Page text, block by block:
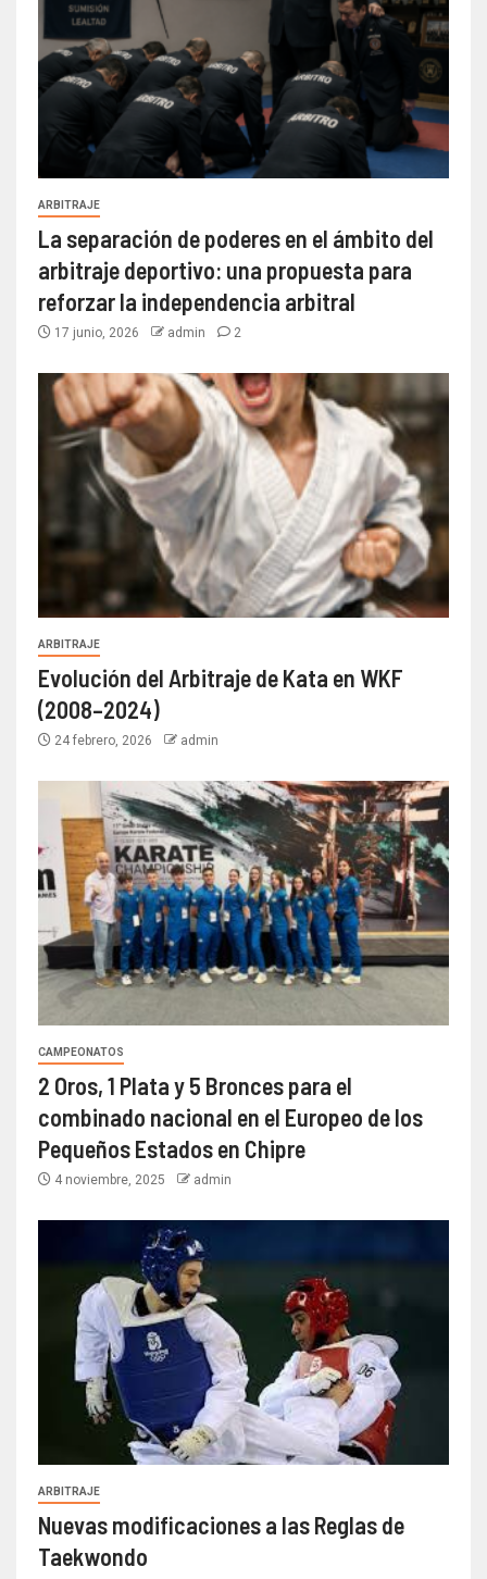
ARBITRAJE
La separación de poderes en el ámbito del
arbitraje deportivo: una propuesta para
reforzar la independencia arbitral
17 junio, 2026 admin 2
ARBITRAJE
Evolución del Arbitraje de Kata en WKF
(2008–2024)
24 febrero, 2026 admin
CAMPEONATOS
2 Oros, 1 Plata y 5 Bronces para el
combinado nacional en el Europeo de los
Pequeños Estados en Chipre
4 noviembre, 2025 admin
ARBITRAJE
Nuevas modificaciones a las Reglas de
Taekwondo